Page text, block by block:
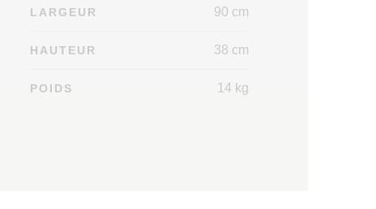
LARGEUR 90 cm
HAUTEUR 38 cm
POIDS 14 kg